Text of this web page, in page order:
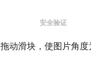
安全验证
拖动滑块，使图片角度